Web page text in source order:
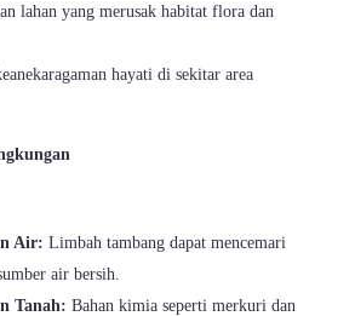
lahan yang merusak habitat flora dan
hayati di sekitar area
Air: Limbah tambang dapat mencemari
air bersih.
Tanah: Bahan kimia seperti merkuri dan